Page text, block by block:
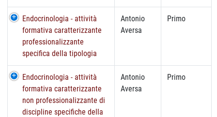
Endocrinologia - attività
formativa caratterizzante
professionalizzante
specifica della tipologia
Antonio
Aversa
Primo
Endocrinologia - attività
formativa caratterizzante
non professionalizzante di
discipline specifiche della
Antonio
Aversa
Primo